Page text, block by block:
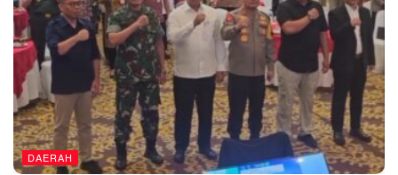
DAERAH